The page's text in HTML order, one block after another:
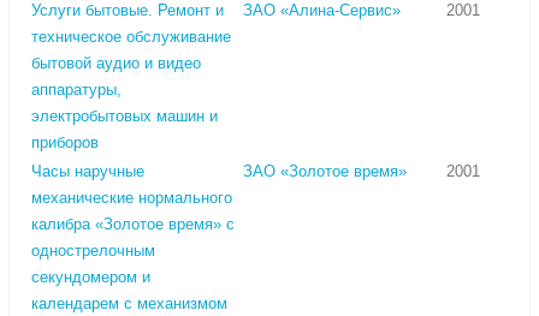
Услуги бытовые. Ремонт и
техническое обслуживание
бытовой аудио и видео
аппаратуры,
электробытовых машин и
приборов
ЗАО «Алина-Сервис» 2001
Часы наручные
механические нормального
калибра «Золотое время» с
однострелочным
секундомером и
календарем с механизмом
ЗАО «Золотое время» 2001